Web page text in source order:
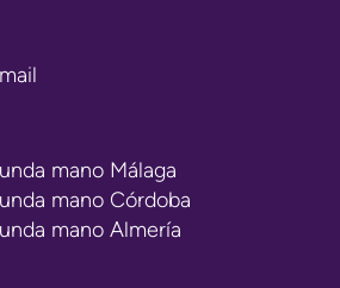
mano Málaga
mano Córdoba
mano Almería